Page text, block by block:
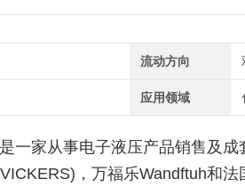
流动方向
应用领域
家从事电子液压产品销售及成
，万福乐Wandftuh和法